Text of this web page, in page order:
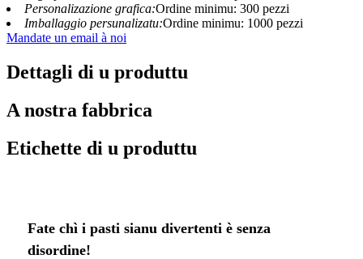
Personalizazione grafica:Ordine minimu: 300 pezzi
Imballaggio persunalizatu:Ordine minimu: 1000 pezzi
Mandate un email à noi
Dettagli di u produttu
A nostra fabbrica
Etichette di u produttu
Fate chì i pasti sianu divertenti è senza
disordine!